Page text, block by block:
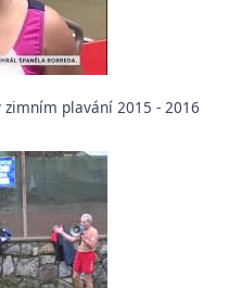
plavání 2015 - 2016